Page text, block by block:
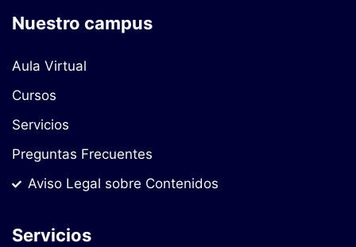
Nuestro campus
Aula Virtual
Cursos
Servicios
Preguntas Frecuentes
Aviso Legal sobre Contenidos
Servicios